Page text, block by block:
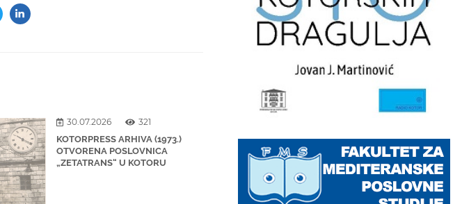
30.07.2026
321
KOTORPRESS ARHIVA (1973.)
OTVORENA POSLOVNICA
„ZETATRANS“ U KOTORU